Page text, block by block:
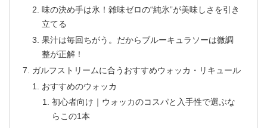
味の決め手は氷！雑味ゼロの“純氷”が美味しさを引き
立てる
果汁は毎回ちがう。だからブルーキュラソーは微調
整が正解！
ガルフストリームに合うおすすめウォッカ・リキュール
おすすめのウォッカ
初心者向け｜ウォッカのコスパと入手性で選ぶな
らこの1本